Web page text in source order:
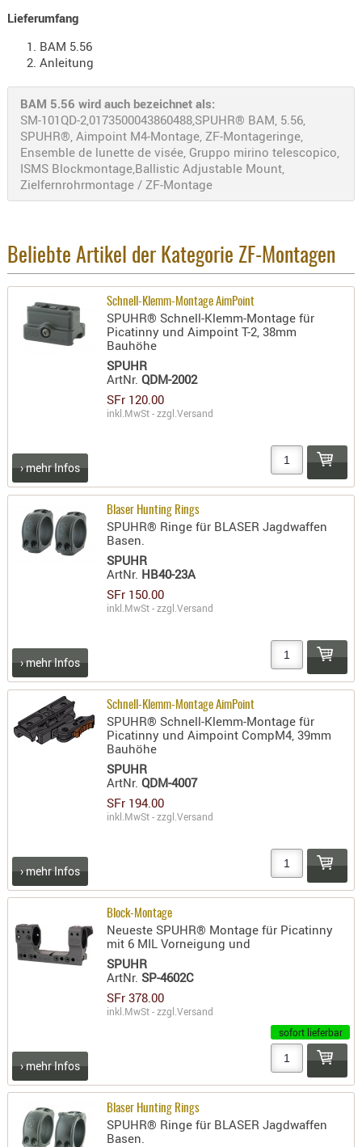
REINIGER
ABZÜGE
BASEN -
CHASSIS
MAGAZINE
RIEMEN
VISIERE
ZF-
Lieferumfang
BAM 5.56
Anleitung
BAM 5.56 wird auch bezeichnet als:
SM-101QD-2,0173500043860488,SPUHR® BAM, 5.56,
SPUHR®, Aimpoint M4-Montage, ZF-Montageringe,
Ensemble de lunette de visée, Gruppo mirino telescopico,
ISMS Blockmontage,Ballistic Adjustable Mount,
Zielfernrohrmontage / ZF-Montage
Beliebte Artikel der Kategorie ZF-Montagen
Schnell-Klemm-Montage AimPoint
SPUHR® Schnell-Klemm-Montage für
Picatinny und Aimpoint T-2, 38mm
Bauhöhe
SPUHR
ArtNr.QDM-2002
SFr 120.00
inkl.MwSt - zzgl.Versand
› mehr Infos
Blaser Hunting Rings
SPUHR® Ringe für BLASER Jagdwaffen
Basen.
SPUHR
ArtNr. HB40-23A
SFr 150.00
inkl.MwSt - zzgl.Versand
› mehr Infos
Schnell-Klemm-Montage AimPoint
SPUHR® Schnell-Klemm-Montage für
Picatinny und Aimpoint CompM4, 39mm
Bauhöhe
SPUHR
ArtNr.QDM-4007
SFr 194.00
inkl.MwSt - zzgl.Versand
› mehr Infos
Block-Montage
Neueste SPUHR® Montage für Picatinny
mit 6 MIL Vorneigung und
SPUHR
ArtNr.SP-4602C
SFr 378.00
inkl.MwSt - zzgl.Versand
sofort lieferbar
› mehr Infos
Blaser Hunting Rings
SPUHR® Ringe für BLASER Jagdwaffen
Basen.